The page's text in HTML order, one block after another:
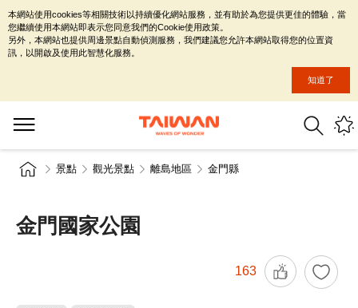
景點 觀光景點 離島地區 金門縣
金門國家公園
163
本網站使用cookies等相關技術以持續優化網站服務，並有助於為您提供更佳的體驗，當
您繼續使用本網站即表示您同意我們的Cookie使用政策。
另外，本網站也提供周邊景點自動偵測服務，我們建議您允許本網站取得您的位置資
訊，以開啟及使用此智慧化服務。
知道了